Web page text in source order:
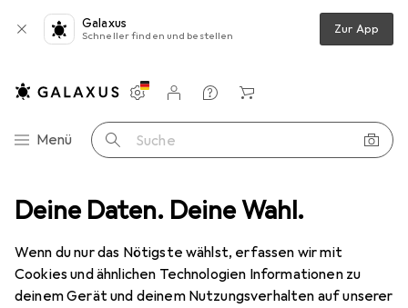
Deine Daten. Deine Wahl.
Wenn du nur das Nötigste wählst, erfassen wir mit
Cookies und ähnlichen Technologien Informationen zu
deinem Gerät und deinem Nutzungsverhalten auf unserer
Galaxus
Schneller finden und bestellen Zur App
Navigation nach Kategorien
Menü Suche
Einstellungen
Kundenkonto
Vergleichslisten
Merklisten
Warenkorb
+ Kajal Nouba Twist & Write Automatik-Konturenstift Nr.6
4 Bilder